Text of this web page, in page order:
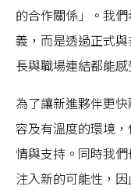
的合作關係」。我
義，而是透過正式
長與職場連結都能
為了讓新進夥伴更
容及有溫度的環境
情與支持。同時我
注入新的可能性，